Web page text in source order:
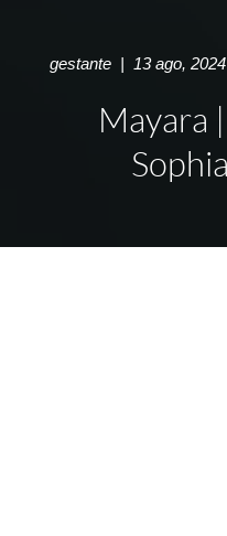
gestante| 13 ago, 2024
Mayara